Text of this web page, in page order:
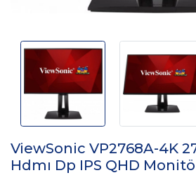
ViewSonic VP2768A-4K
Hdmı Dp IPS QHD